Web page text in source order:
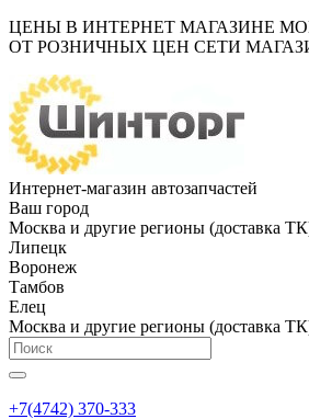
ЦЕНЫ В ИНТЕРНЕТ МАГАЗИНЕ
ОТ РОЗНИЧНЫХ ЦЕН СЕТИ
Интернет-магазин автозапчастей
Ваш город
Москва и другие регионы (доставка
Липецк
Воронеж
Тамбов
Елец
Москва и другие регионы (доставка
+7(4742) 370-333